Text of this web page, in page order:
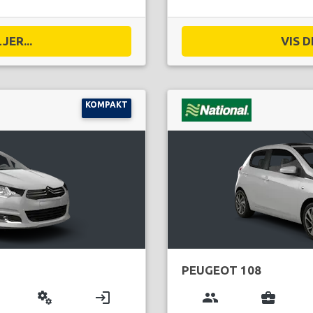
VIS
KOMPAKT
miscellaneous_services login
PEUGEOT 108
group business_center